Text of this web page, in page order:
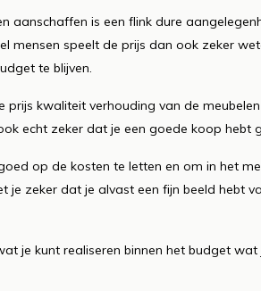
aanschaffen is een flink dure
mensen speelt de prijs dan ook zeker
te blijven.
kwaliteit verhouding van de
echt zeker dat je een goede koop hebt
op de kosten te letten en om in het
je zeker dat je alvast een fijn beeld hebt
je kunt realiseren binnen het budget